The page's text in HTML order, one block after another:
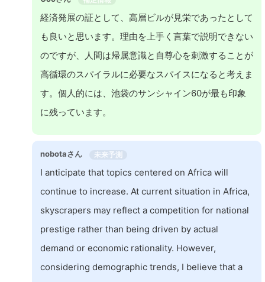
経済発展の証として、高層ビルが見栄であったとして
も良いと思います。理由を上手く言葉で説明できない
のですが、人間は帰属意識と自尊心を刺激することが
高循環のスパイラルに必要なスパイスになると考えま
す。個人的には、池袋のサンシャイン60が最も印象
に残っています。
nobotaさん 未来予測
I anticipate that topics centered on Africa will
continue to increase. At current situation in Africa,
skyscrapers may reflect a competition for national
prestige rather than being driven by actual
demand or economic rationality. However,
considering demographic trends, I believe that a